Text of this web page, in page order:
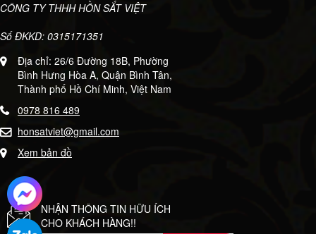
CÔNG TY THHH HỒN SẮT VIỆT
Số ĐKKD: 0315171351
Địa chỉ: 26/6 Đường 18B, Phường
Bình Hưng Hòa A, Quận Bình Tân,
Thành phố Hồ Chí Minh, Việt Nam
0978 816 489
honsatviet@gmail.com
Xem bản đồ
NHẬN THÔNG TIN HỮU ÍCH
CHO KHÁCH HÀNG!!